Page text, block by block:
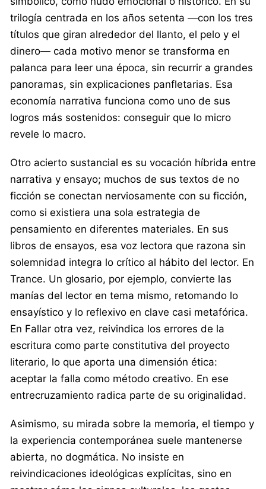
trilogía centrada en los años setenta —con los tres
títulos que giran alrededor del llanto, el pelo y el
dinero— cada motivo menor se transforma en
palanca para leer una época, sin recurrir a grandes
panoramas, sin explicaciones panfletarias. Esa
economía narrativa funciona como uno de sus
logros más sostenidos: conseguir que lo micro
revele lo macro.
Otro acierto sustancial es su vocación híbrida entre
narrativa y ensayo; muchos de sus textos de no
ficción se conectan nerviosamente con su ficción,
como si existiera una sola estrategia de
pensamiento en diferentes materiales. En sus
libros de ensayos, esa voz lectora que razona sin
solemnidad integra lo crítico al hábito del lector. En
Trance. Un glosario, por ejemplo, convierte las
manías del lector en tema mismo, retomando lo
ensayístico y lo reflexivo en clave casi metafórica.
En Fallar otra vez, reivindica los errores de la
escritura como parte constitutiva del proyecto
literario, lo que aporta una dimensión ética:
aceptar la falla como método creativo. En ese
entrecruzamiento radica parte de su originalidad.
Asimismo, su mirada sobre la memoria, el tiempo y
la experiencia contemporánea suele mantenerse
abierta, no dogmática. No insiste en
reivindicaciones ideológicas explícitas, sino en